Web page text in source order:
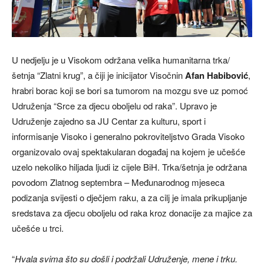
U nedjelju je u Visokom održana velika humanitarna trka/
šetnja “Zlatni krug”, a čiji je inicijator VisočninAfan Habibović,
hrabri borac koji se bori sa tumorom na mozgu sve uz pomoć
Udruženja “Srce za djecu oboljelu od raka”. Upravo je
Udruženje zajedno sa JU Centar za kulturu, sport i
informisanje Visoko i generalno pokroviteljstvo Grada Visoko
organizovalo ovaj spektakularan događaj na kojem je učešće
uzelo nekoliko hiljada ljudi iz cijele BiH. Trka/šetnja je održana
povodom Zlatnog septembra – Međunarodnog mjeseca
podizanja svijesti o dječjem raku, a za cilj je imala prikupljanje
sredstava za djecu oboljelu od raka kroz donacije za majice za
učešće u trci.
“Hvala svima što su došli i podržali Udruženje, mene i trku.